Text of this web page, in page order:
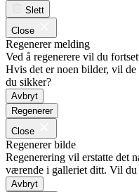
Slett
Close
Regenerer melding
Ved å regenerere vil du
Hvis det er noen bilder, vil
du sikker?
Avbryt
Regenerer
Close
Regenerer bilde
Regenerering vil erstatte det
værende i galleriet ditt. Vil du
Avbryt